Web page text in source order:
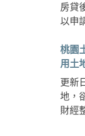
房貸
以申
桃園
用土
更新
地，
財經